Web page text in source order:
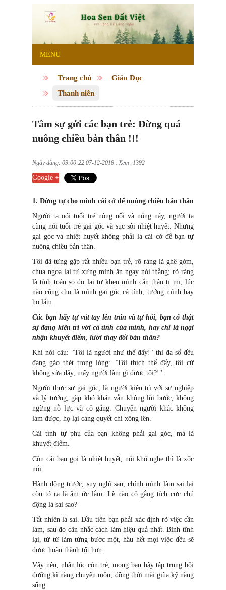
MENU
Trang chủ
Giáo Dục
Thanh niên
Tâm sự gửi các bạn trẻ: Đừng quá
nuông chiều bản thân !!!
Ngày đăng: 09:00:22 07-12-2018 . Xem: 1392
Google +
1. Đừng tự cho mình cái cớ để nuông chiều bản thân
Người ta nói tuổi trẻ nông nổi và nóng nảy, người ta
cũng nói tuổi trẻ gai góc và sục sôi nhiệt huyết. Nhưng
gai góc và nhiệt huyết không phải là cái cớ để bạn tự
nuông chiều bản thân.
Tôi đã từng gặp rất nhiều bạn trẻ, rõ ràng là ghê gớm,
chua ngoa lại tự xưng mình ăn ngay nói thẳng; rõ ràng
là tính toán so đo lại tự khen mình cẩn thận tỉ mỉ; lúc
nào cũng cho là mình gai góc cá tính, tưởng mình hay
ho lắm.
Các bạn hãy tự vắt tay lên trán và tự hỏi, bạn có thật
sự đang kiên trì với cá tính của mình, hay chỉ là ngại
nhận khuyết điểm, lười thay đổi bản thân?
Khi nói câu: "Tôi là người như thế đấy!" thì đa số đều
đang gào thét trong lòng: "Tôi thích thế đấy, tôi cứ
không sửa đấy, mấy người làm gì được tôi?!".
Người thực sự gai góc, là người kiên trì với sự nghiệp
và lý tưởng, gặp khó khăn vẫn không lùi bước, không
ngừng nỗ lực và cố gắng. Chuyện người khác không
làm được, họ lại càng quyết chí xông lên.
Cái tính tự phụ của bạn không phải gai góc, mà là
khuyết điểm.
Còn cái bạn gọi là nhiệt huyết, nói khó nghe thì là xốc
nổi.
Hành động trước, suy nghĩ sau, chính mình làm sai lại
còn tỏ ra là ấm ức lắm: Lẽ nào cố gắng tích cực chủ
động là sai sao?
Tất nhiên là sai. Đầu tiên bạn phải xác định rõ việc cần
làm, sau đó cân nhắc cách làm hiệu quả nhất. Bình tĩnh
lại, từ từ làm từng bước một, hầu hết mọi việc đều sẽ
được hoàn thành tốt hơn.
Vậy nên, nhân lúc còn trẻ, mong bạn hãy tập trung bồi
dưỡng kĩ năng chuyên môn, đồng thời mài giũa kỹ năng
sống.